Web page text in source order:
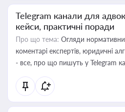
Telegram канали для
кейси, практичні поради
Про що тема: Огляди
коментарі експертів, юридичні
- все, про що пишуть у Telegram